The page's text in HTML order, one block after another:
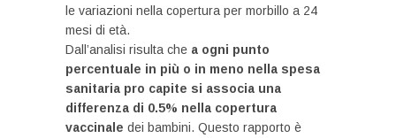
le variazioni nella copertura per morbillo a 24
mesi di età.
Dall’analisi risulta che a ogni punto
percentuale in più o in meno nella spesa
sanitaria pro capite si associa una
differenza di 0.5% nella copertura
vaccinale dei bambini. Questo rapporto è